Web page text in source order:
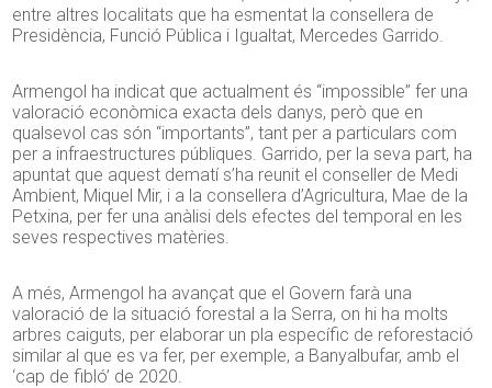
entre altres localitats que ha esmentat la consellera de
Presidència, Funció Pública i Igualtat, Mercedes Garrido.
Armengol ha indicat que actualment és “impossible” fer una
valoració econòmica exacta dels danys, però que en
qualsevol cas són “importants”, tant per a particulars com
per a infraestructures públiques. Garrido, per la seva part, ha
apuntat que aquest dematí s’ha reunit el conseller de Medi
Ambient, Miquel Mir, i a la consellera d’Agricultura, Mae de la
Petxina, per fer una anàlisi dels efectes del temporal en les
seves respectives matèries.
A més, Armengol ha avançat que el Govern farà una
valoració de la situació forestal a la Serra, on hi ha molts
arbres caiguts, per elaborar un pla específic de reforestació
similar al que es va fer, per exemple, a Banyalbufar, amb el
‘cap de fibló’ de 2020.